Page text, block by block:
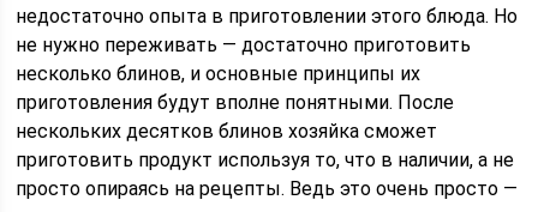
недостаточно опыта в приготовлении этого блюда. Но
не нужно переживать — достаточно приготовить
несколько блинов, и основные принципы их
приготовления будут вполне понятными. После
нескольких десятков блинов хозяйка сможет
приготовить продукт используя то, что в наличии, а не
просто опираясь на рецепты. Ведь это очень просто —